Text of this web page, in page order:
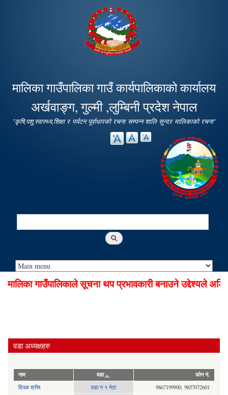
main
content
मालिका गाउँपालिका गाउँ कार्यपालिकाको कार्यालय
अर्खवाङ्ग, गुल्मी ,लुम्बिनी प्रदेश नेपाल
"कृषि,पशु,स्वास्थ्य,शिक्षा र पर्यटन पूर्वाधारको रचना सम्पन्न शालि सुन्दर मालिकाको रचना"
Search
गाउँपालिकाले सूचना थप प्रभावकारी बनाउने उद्देश्यले
वडा अध्यक्षहरु
नाम वडा फोन नं.
दिपक श्रीष वडा न १ नेटा
9867199900, 9857072601